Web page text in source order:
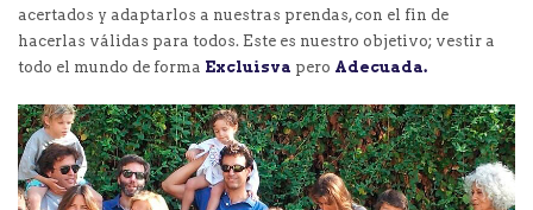
acertados y adaptarlos a nuestras prendas, con el fin de
hacerlas válidas para todos. Este es nuestro objetivo; vestir a
todo el mundo de forma Excluisva pero Adecuada.